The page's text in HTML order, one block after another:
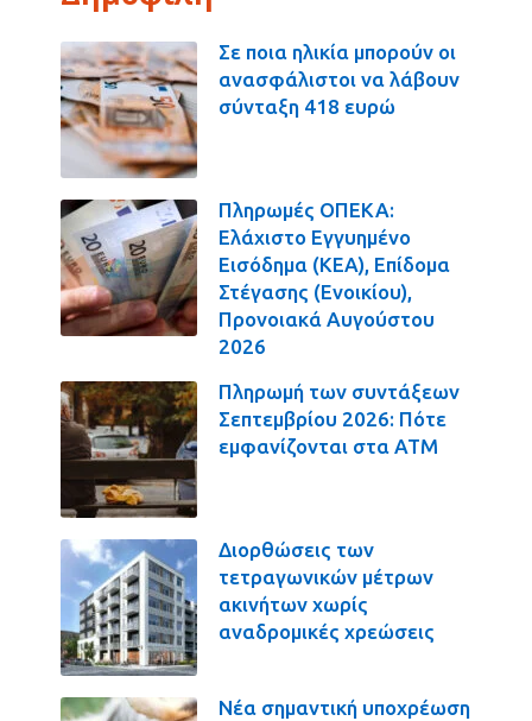
Σε ποια ηλικία μπορούν οι
ανασφάλιστοι να λάβουν
σύνταξη 418 ευρώ
Πληρωμές ΟΠΕΚΑ:
Ελάχιστο Εγγυημένο
Εισόδημα (ΚΕΑ), Επίδομα
Στέγασης (Ενοικίου),
Προνοιακά Αυγούστου
2026
Πληρωμή των συντάξεων
Σεπτεμβρίου 2026: Πότε
εμφανίζονται στα ΑΤΜ
Διορθώσεις των
τετραγωνικών μέτρων
ακινήτων χωρίς
αναδρομικές χρεώσεις
Νέα σημαντική υποχρέωση